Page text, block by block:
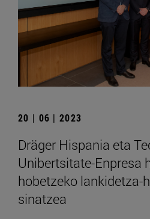
20 | 06 | 2023
Dräger Hispania eta
Unibertsitate-Enpresa
hobetzeko lankidetza-
sinatzea